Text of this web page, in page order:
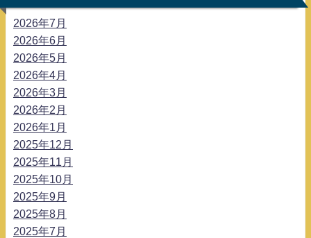
2026年7月
2026年6月
2026年5月
2026年4月
2026年3月
2026年2月
2026年1月
2025年12月
2025年11月
2025年10月
2025年9月
2025年8月
2025年7月